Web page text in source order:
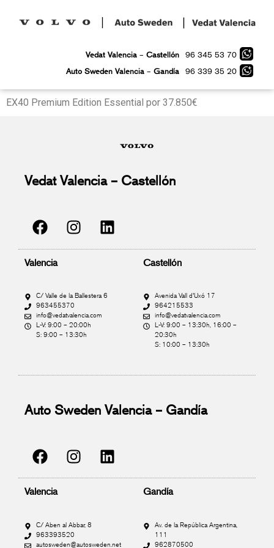
Vedat Valencia–Castellón
96 345 53 70
Auto Sweden Valencia–Gandía 96 339 35 20
EX40 Premium Edition Essential por 37.850€
Vedat Valencia – Castellón
Valencia
C/ Valle de la Ballestera 6
963455370
info@vedatvalencia.com
L-V: 9:00 – 20:00h
S: 9:00 – 13:30h
Castellón
Avenida Vall d'Uxó 17
964215533
info@vedatvalencia.com
L-V: 9:00 – 13:30h, 16:00 –
20:30h
S: 10:00 – 13:30h
Auto Sweden Valencia – Gandía
Valencia
C/ Aben al Abbar, 8
963393520
autosweden@autosweden.net
Gandía
Av. de la República Argentina,
111
962870500